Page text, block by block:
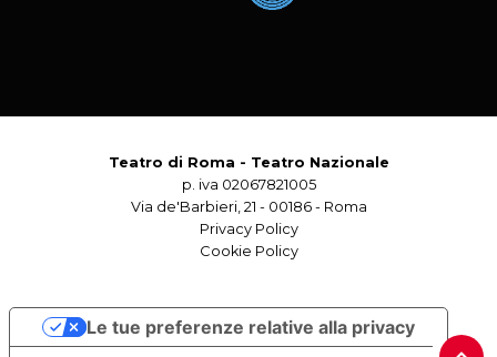
Teatro di Roma - Teatro Nazionale
p. iva 02067821005
Via de'Barbieri, 21 - 00186 - Roma
Privacy Policy
Cookie Policy
Le tue preferenze relative alla privacy